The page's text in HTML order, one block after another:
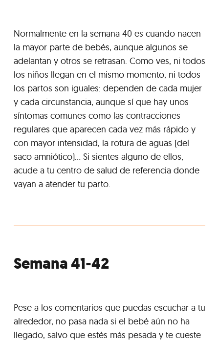
Normalmente en la semana 40 es cuando nacen
la mayor parte de bebés, aunque algunos se
adelantan y otros se retrasan. Como ves, ni todos
los niños llegan en el mismo momento, ni todos
los partos son iguales: dependen de cada mujer
y cada circunstancia, aunque sí que hay unos
síntomas comunes como las contracciones
regulares que aparecen cada vez más rápido y
con mayor intensidad, la rotura de aguas (del
saco amniótico)... Si sientes alguno de ellos,
acude a tu centro de salud de referencia donde
vayan a atender tu parto.
Semana 41-42
Pese a los comentarios que puedas escuchar a tu
alrededor, no pasa nada si el bebé aún no ha
llegado, salvo que estés más pesada y te cueste